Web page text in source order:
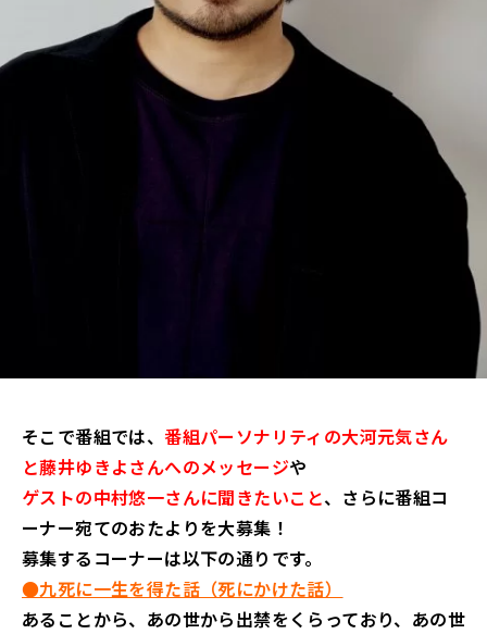
そこで番組では、番組パーソナリティの大河元気さん
と藤井ゆきよさんへのメッセージや
ゲストの中村悠一さんに聞きたいこと、さらに番組コ
ーナー宛てのおたよりを大募集！
募集するコーナーは以下の通りです。
●九死に一生を得た話（死にかけた話）
あることから、あの世から出禁をくらっており、あの世